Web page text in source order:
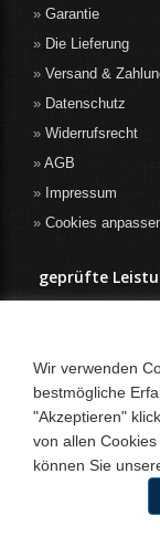
Garantie
Die Lieferung
Versand &
Datenschutz
Widerrufsrecht
AGB
Impressum
Cookies
geprüfte
Wir verwenden
bestmögliche
"Akzeptieren"
von allen
können Sie